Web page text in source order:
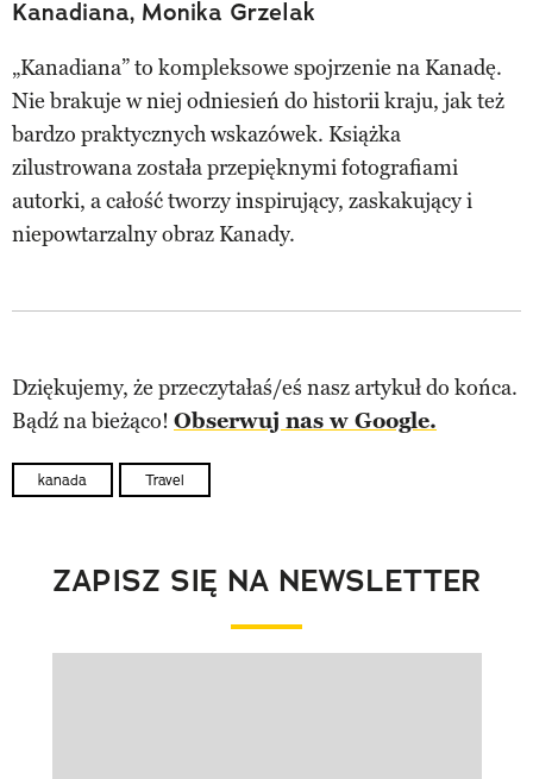
Kanadiana, Monika Grzelak
„Kanadiana” to kompleksowe spojrzenie na Kanadę.
Nie brakuje w niej odniesień do historii kraju, jak też
bardzo praktycznych wskazówek. Książka
zilustrowana została przepięknymi fotografiami
autorki, a całość tworzy inspirujący, zaskakujący i
niepowtarzalny obraz Kanady.
Dziękujemy, że przeczytałaś/eś nasz artykuł do końca.
Bądź na bieżąco! Obserwuj nas w Google.
kanada Travel
ZAPISZ SIĘ NA NEWSLETTER